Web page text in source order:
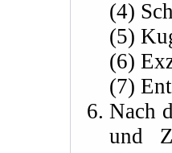
(4)
(5)
(6)
(7)
Nach
und